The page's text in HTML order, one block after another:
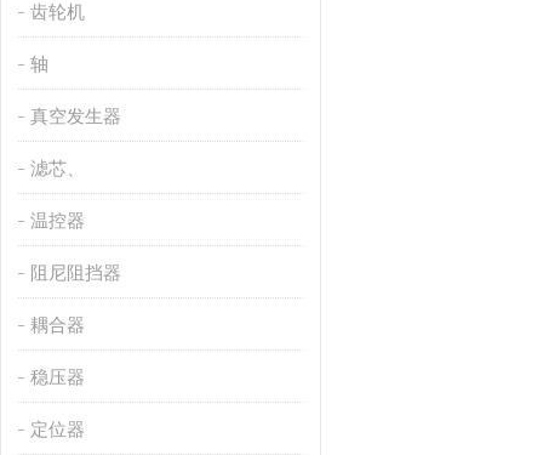
齿轮机
轴
真空发生器
滤芯、
温控器
阻尼阻挡器
耦合器
稳压器
定位器